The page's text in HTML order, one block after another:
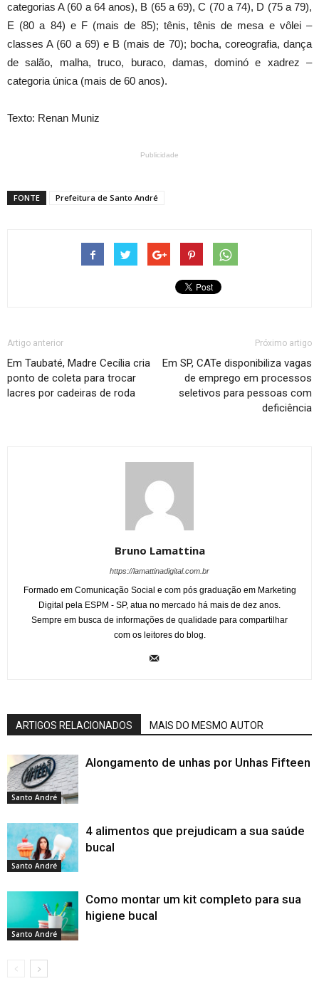
categorias A (60 a 64 anos), B (65 a 69), C (70 a 74), D (75 a 79),
E (80 a 84) e F (mais de 85); tênis, tênis de mesa e vôlei –
classes A (60 a 69) e B (mais de 70); bocha, coreografia, dança
de salão, malha, truco, buraco, damas, dominó e xadrez –
categoria única (mais de 60 anos).
Texto: Renan Muniz
Publicidade
FONTE Prefeitura de Santo André
Artigo anterior
Em Taubaté, Madre Cecília cria
ponto de coleta para trocar
lacres por cadeiras de roda
Próximo artigo
Em SP, CATe disponibiliza vagas
de emprego em processos
seletivos para pessoas com
deficiência
Bruno Lamattina
https://lamattinadigital.com.br
Formado em Comunicação Social e com pós graduação em Marketing
Digital pela ESPM - SP, atua no mercado há mais de dez anos.
Sempre em busca de informações de qualidade para compartilhar
com os leitores do blog.
ARTIGOS RELACIONADOS MAIS DO MESMO AUTOR
Santo André
Alongamento de unhas por Unhas Fifteen
Santo André
4 alimentos que prejudicam a sua saúde
bucal
Santo André
Como montar um kit completo para sua
higiene bucal